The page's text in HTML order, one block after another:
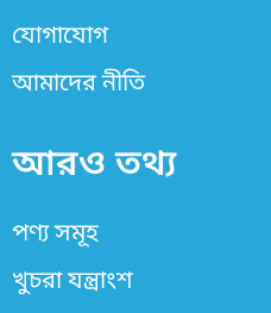
যোগাযোগ
আমাদের নীতি
আরও তথ্য
পণ্য সমূহ
খুচরা যন্ত্রাংশ